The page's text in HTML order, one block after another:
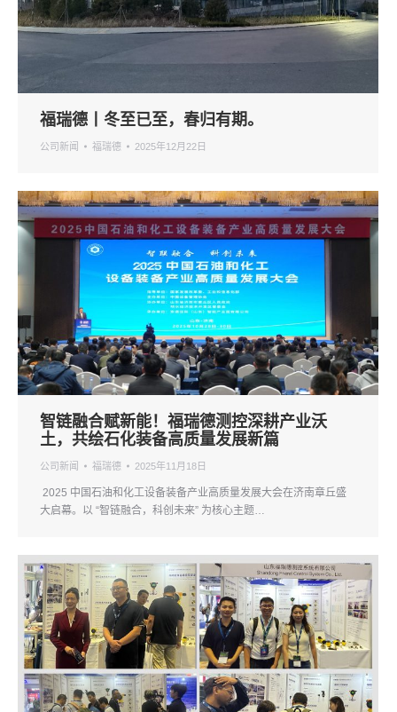
福瑞德丨冬至已至，春归有期。
公司新闻 福瑞德 2025年12月22日
智链融合赋新能！福瑞德测控深耕产业沃
土，共绘石化装备高质量发展新篇
公司新闻 福瑞德 2025年11月18日
2025 中国石油和化工设备装备产业高质量发展大会在济南章丘盛
大启幕。以 “智链融合，科创未来” 为核心主题…